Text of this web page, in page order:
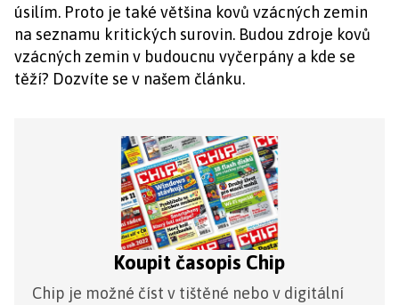
úsilím. Proto je také většina kovů vzácných zemin
na seznamu kritických surovin. Budou zdroje kovů
vzácných zemin v budoucnu vyčerpány a kde se
těží? Dozvíte se v našem článku.
Koupit časopis Chip
Chip je možné číst v tištěné nebo v digitální